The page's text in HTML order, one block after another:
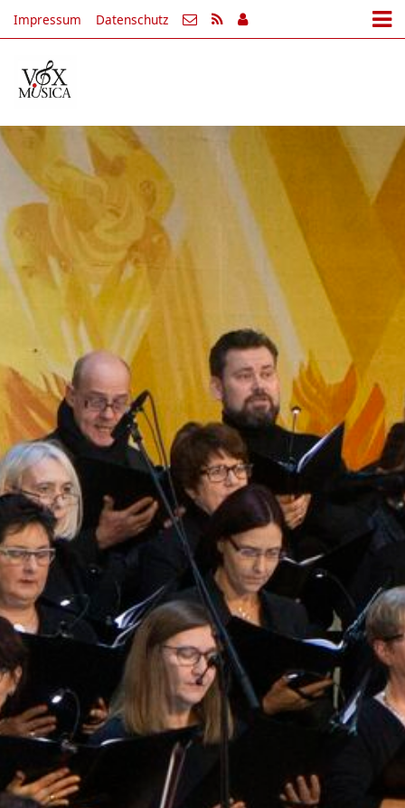
Impressum Datenschutz